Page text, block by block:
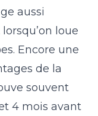
aussi
loue
Encore une
de la
souvent
4 mois avant